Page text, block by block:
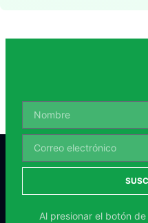
Al presionar el botón